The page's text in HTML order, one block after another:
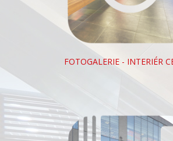
FOTOGALERIE - INTERIÉR